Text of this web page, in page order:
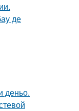
де
деньо.